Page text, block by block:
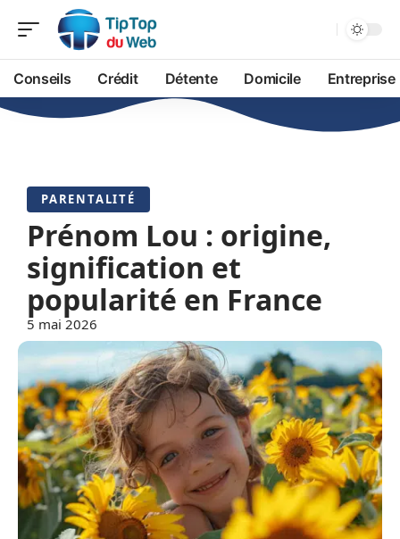
Conseils Crédit Détente Domicile Entreprise
PARENTALITÉ
Prénom Lou : origine,
signification et
popularité en France
5 mai 2026